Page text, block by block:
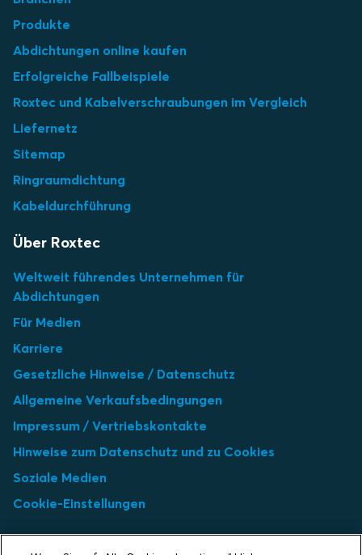
Produkte
Abdichtungen online kaufen
Erfolgreiche Fallbeispiele
Roxtec und Kabelverschraubungen im Vergleich
Liefernetz
Sitemap
Ringraumdichtung
Kabeldurchführung
Über Roxtec
Weltweit führendes Unternehmen für
Abdichtungen
Für Medien
Karriere
Gesetzliche Hinweise / Datenschutz
Allgemeine Verkaufsbedingungen
Impressum / Vertriebskontakte
Hinweise zum Datenschutz und zu Cookies
Soziale Medien
Cookie-Einstellungen
Select market